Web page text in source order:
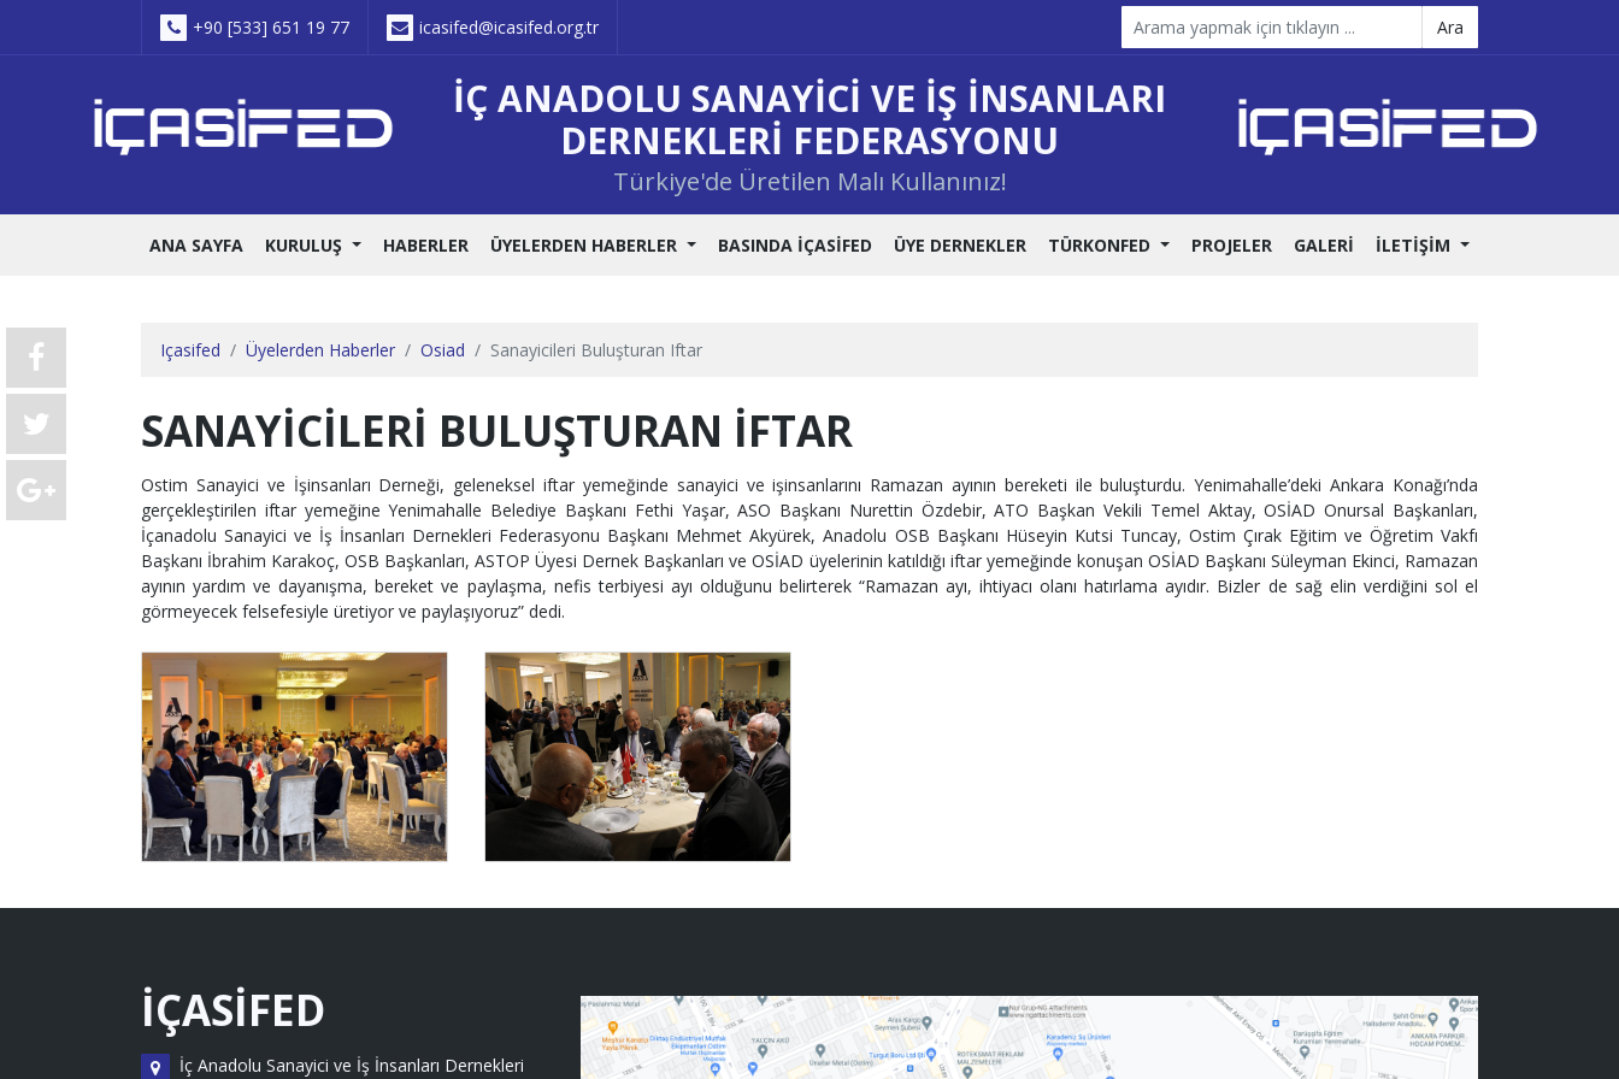
+90 [533] 651 19 77 icasifed@icasifed.org.tr Ara
İÇ ANADOLU SANAYICI VE İŞ İNSANLARI
DERNEKLERI FEDERASYONU
Türkiye'de Üretilen Malı Kullanınız!
ANA SAYFA KURULUŞ HABERLER ÜYELERDEN HABERLER BASINDA İÇASİFED ÜYE DERNEKLER TÜRKONFED PROJELER GALERİ İLETİŞİM
Içasifed Üyelerden Haberler Osiad Sanayicileri Buluşturan Iftar
SANAYICILERI BULUŞTURAN İFTAR
Ostim Sanayici ve İşinsanları Derneği, geleneksel iftar yemeğinde sanayici ve işinsanlarını Ramazan ayının bereketi ile buluşturdu. Yenimahalle’deki Ankara Konağı’nda
gerçekleştirilen iftar yemeğine Yenimahalle Belediye Başkanı Fethi Yaşar, ASO Başkanı Nurettin Özdebir, ATO Başkan Vekili Temel Aktay, OSİAD Onursal Başkanları,
İçanadolu Sanayici ve İş İnsanları Dernekleri Federasyonu Başkanı Mehmet Akyürek, Anadolu OSB Başkanı Hüseyin Kutsi Tuncay, Ostim Çırak Eğitim ve Öğretim Vakfı
Başkanı İbrahim Karakoç, OSB Başkanları, ASTOP Üyesi Dernek Başkanları ve OSİAD üyelerinin katıldığı iftar yemeğinde konuşan OSİAD Başkanı Süleyman Ekinci, Ramazan
ayının yardım ve dayanışma, bereket ve paylaşma, nefis terbiyesi ayı olduğunu belirterek “Ramazan ayı, ihtiyacı olanı hatırlama ayıdır. Bizler de sağ elin verdiğini sol el
görmeyecek felsefesiyle üretiyor ve paylaşıyoruz” dedi.
İÇASİFED
İç Anadolu Sanayici ve İş İnsanları Dernekleri